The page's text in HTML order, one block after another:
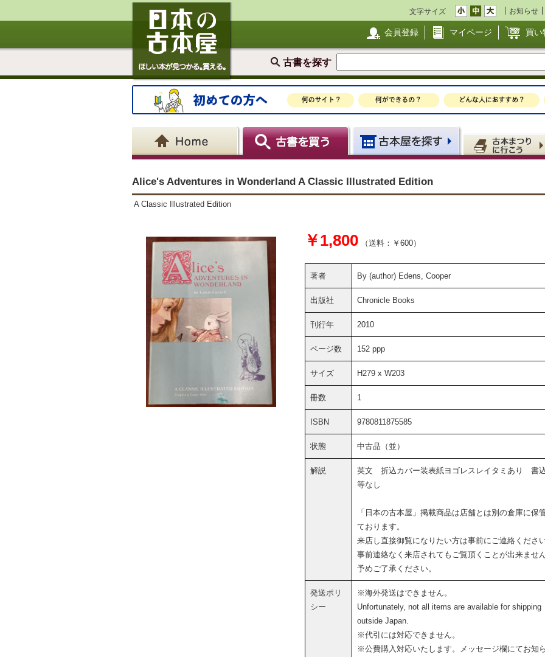
文字サイズ お知らせ
会員登録 マイページ 買い
古書を探す
Alice's Adventures in Wonderland A Classic Illustrated Edition
A Classic Illustrated Edition
￥1,800 （送料：￥600）
著者 By (author) Edens, Cooper
出版社 Chronicle Books
刊行年 2010
ページ数 152 ppp
サイズ H279 x W203
冊数 1
ISBN 9780811875585
状態 中古品（並）
解説
英文 折込カバー装表紙ヨゴレスレイタミあり 書
等なし
「日本の古本屋」掲載商品は店舗とは別の倉庫に保
ております。
来店し直接御覧になりたい方は事前にご連絡ください
事前連絡なく来店されてもご覧頂くことが出来ません
予めご了承ください。
発送ポリ
シー
※海外発送はできません。
Unfortunately, not all items are available for shipping
outside Japan.
※代引には対応できません。
※公費購入対応いたします。メッセージ欄にてお知